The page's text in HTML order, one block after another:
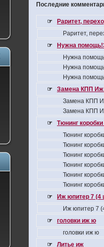
Последние
☞
Раритет,
Раритет,
☞
Нужна
Нужна
Нужна
Нужна
☞
Замена КПП Иж
Замена КПП
Замена КПП
☞
Тюнинг
Тюнинг
Тюнинг
Тюнинг
Тюнинг
Тюнинг
Тюнинг
☞
Иж юпитер 7 (4
Иж юпитер 7
☞
головки иж ю
головки иж ю
☞
Литье иж